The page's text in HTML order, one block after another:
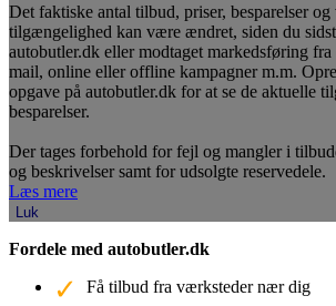
Det faktiske antal tilbud, priser, besparelser
tilgængelighed kan være ændret, siden du
autobutler.dk eller modtaget markedsføring
mail, online eller offline kampagner m.m.
opgave på autobutler.dk for at se de aktuelle
besparelser.
Der tages forbehold for fejl og mangler i
og beskrivelser samt for udsolgte reservedele.
Læs mere
Luk
Fordele med autobutler.dk
Få tilbud fra værksteder nær dig